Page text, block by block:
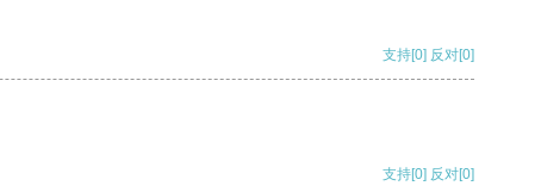
支持[0] 反对[0]
支持[0] 反对[0]